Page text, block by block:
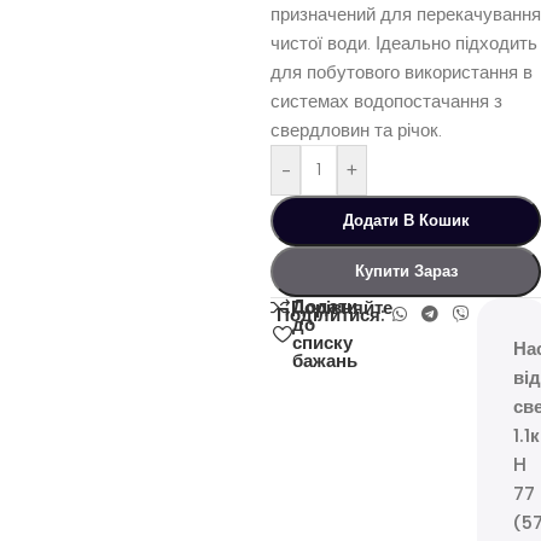
призначений для перекачування
чистої води. Ідеально підходить
для побутового використання в
системах водопостачання з
свердловин та річок.
-
+
Додати В Кошик
Купити Зараз
Порівняйте
Додати
до
списку
бажань
Поділитися:
H
77